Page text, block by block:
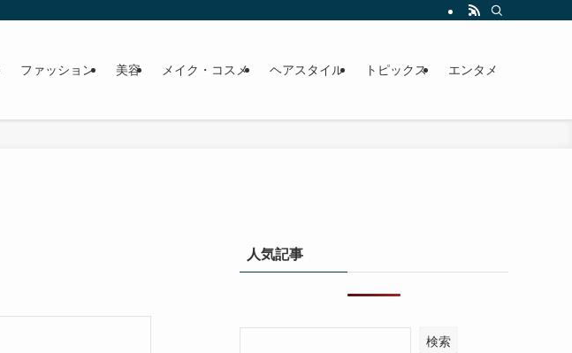
ファッション 美容 メイク・コスメ ヘアスタイル トピックス エンタメ
人気記事
検索